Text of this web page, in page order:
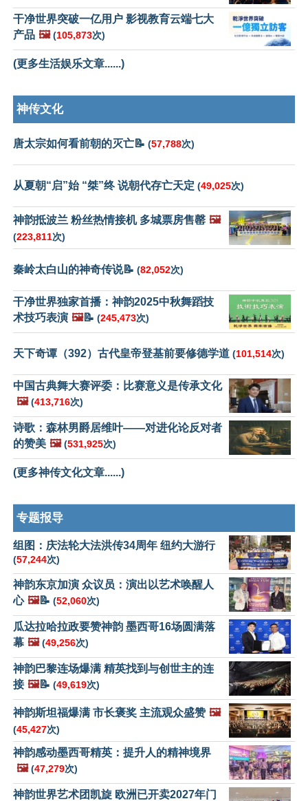
干净世界突破一亿用户 影视教育云端七大
产品 🖼️ (105,873次)
(更多生活娱乐文章......)
神传文化
唐太宗如何看前朝的灭亡📝 (57,788次)
从夏朝“启”始 “桀”终 说朝代存亡天定 (49,025次)
神韵抵波兰 粉丝热情接机 多城票房售罄 🖼️
(223,811次)
秦岭太白山的神奇传说📝 (82,052次)
干净世界独家首播：神韵2025中秋舞蹈技
术技巧表演 🖼️📝 (245,473次)
天下奇谭（392）古代皇帝登基前要修德学道 (101,514次)
中国古典舞大赛评委：比赛意义是传承文化
🖼️ (413,716次)
诗歌：森林男爵居维叶——对进化论反对者
的赞美 🖼️ (531,925次)
(更多神传文化文章......)
专题报导
组图：庆法轮大法洪传34周年 纽约大游行
(57,244次)
神韵东京加演 众议员：演出以艺术唤醒人
心 🖼️📝 (52,060次)
瓜达拉哈拉政要赞神韵 墨西哥16场圆满落
幕 🖼️ (49,256次)
神韵巴黎连场爆满 精英找到与创世主的连
接 🖼️📝 (49,619次)
神韵斯坦福爆满 市长褒奖 主流观众盛赞 🖼️
(45,427次)
神韵感动墨西哥精英：提升人的精神境界
🖼️ (47,279次)
神韵世界艺术团凯旋 欧洲已开卖2027年门